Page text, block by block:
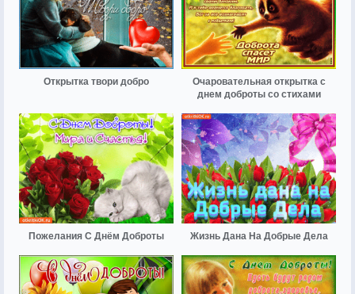
Открытка твори добро
Очаровательная открытка с
днем доброты со стихами
Пожелания С Днём Доброты Жизнь Дана На Добрые Дела